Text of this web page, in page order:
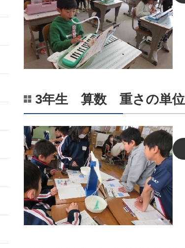
3年生 算数 重さの単位